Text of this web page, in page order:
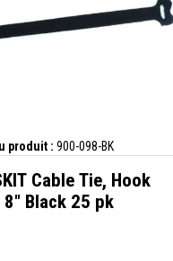
produit : 900-098-BK
Cable Tie, Hook
8" Black 25 pk